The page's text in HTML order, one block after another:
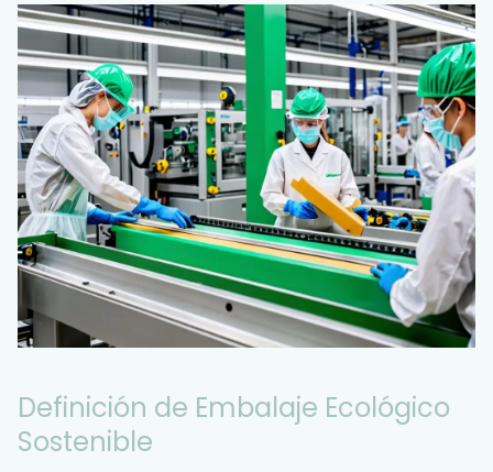
Definición de Embalaje Ecológico
Sostenible